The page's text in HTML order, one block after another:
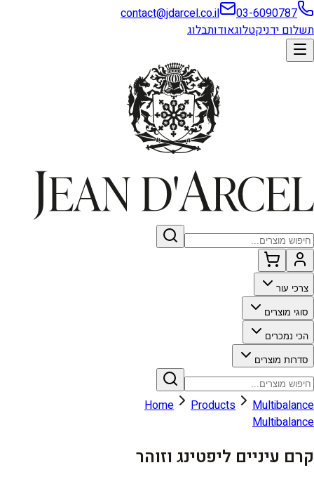
03-6090787
contact@jdarcel.co.il
תשלום ידניקטלוגאודותבלוג
צרכי עור
סוגי מוצרים
הכי נמכרים
סדרות מוצרים
Home Products
Multibalance
Multibalance
קרם עיניים ליפטינג וזוהר